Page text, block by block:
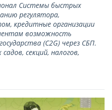
Системы быстрых
регулятора,
кредитные организации
возможность
(С2G) через СБП.
секций, налогов,